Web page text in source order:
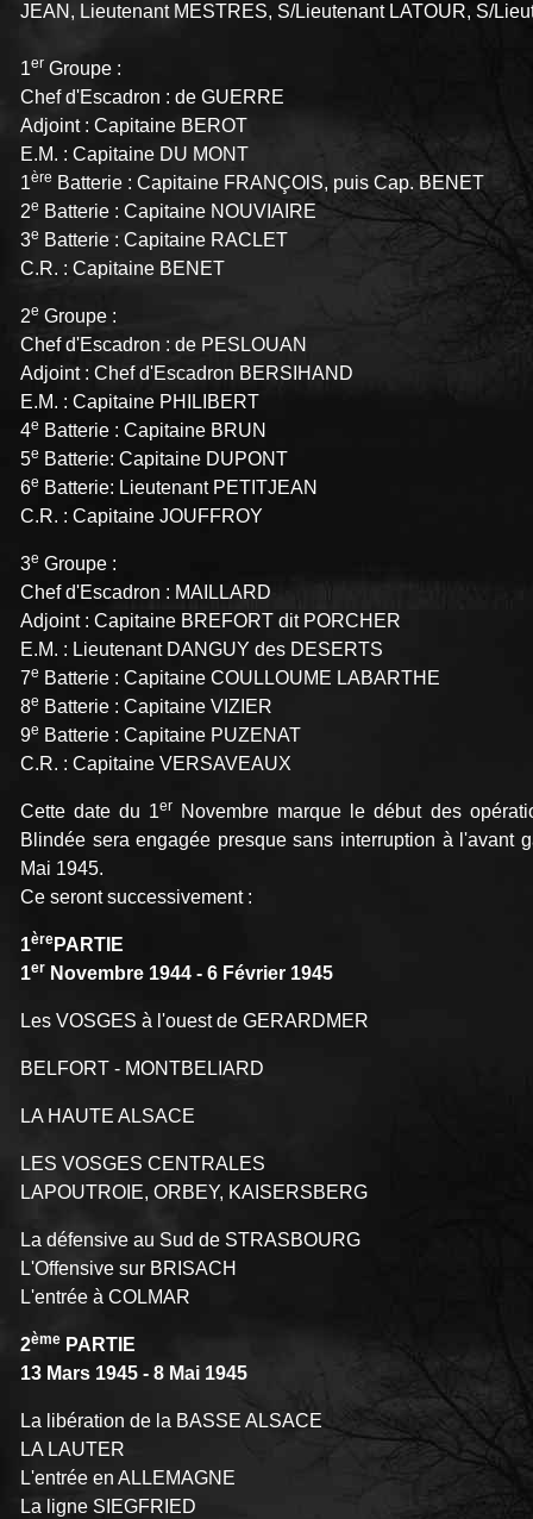
JEAN, Lieutenant MESTRES, S/Lieutenant LATOUR, S/
1er Groupe :
Chef d'Escadron : de GUERRE
Adjoint : Capitaine BEROT
E.M. : Capitaine DU MONT
1ère Batterie : Capitaine FRANÇOlS, puis Cap. BENET
2e Batterie : Capitaine NOUVIAIRE
3e Batterie : Capitaine RACLET
C.R. : Capitaine BENET
2e Groupe :
Chef d'Escadron : de PESLOUAN
Adjoint : Chef d'Escadron BERSIHAND
E.M. : Capitaine PHILIBERT
4e Batterie : Capitaine BRUN
5e Batterie: Capitaine DUPONT
6e Batterie: Lieutenant PETITJEAN
C.R. : Capitaine JOUFFROY
3e Groupe :
Chef d'Escadron : MAILLARD
Adjoint : Capitaine BREFORT dit PORCHER
E.M. : Lieutenant DANGUY des DESERTS
7e Batterie : Capitaine COULLOUME LABARTHE
8e Batterie : Capitaine VIZIER
9e Batterie : Capitaine PUZENAT
C.R. : Capitaine VERSAVEAUX
Cette date du 1er
Novembre marque le début des
Blindée sera engagée presque sans interruption à l'avant
Mai 1945.
Ce seront successivement :
1ère PARTIE
1er Novembre 1944 - 6 Février 1945
Les VOSGES à l'ouest de GERARDMER
BELFORT - MONTBELIARD
LA HAUTE ALSACE
LES VOSGES CENTRALES
LAPOUTROIE, ORBEY, KAISERSBERG
La défensive au Sud de STRASBOURG
L'Offensive sur BRISACH
L'entrée à COLMAR
2ème PARTIE
13 Mars 1945 - 8 Mai 1945
La libération de la BASSE ALSACE
LA LAUTER
L'entrée en ALLEMAGNE
La ligne SIEGFRIED